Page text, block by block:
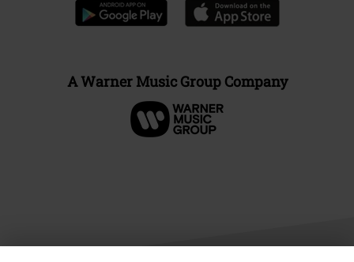
A Warner Music Group Company